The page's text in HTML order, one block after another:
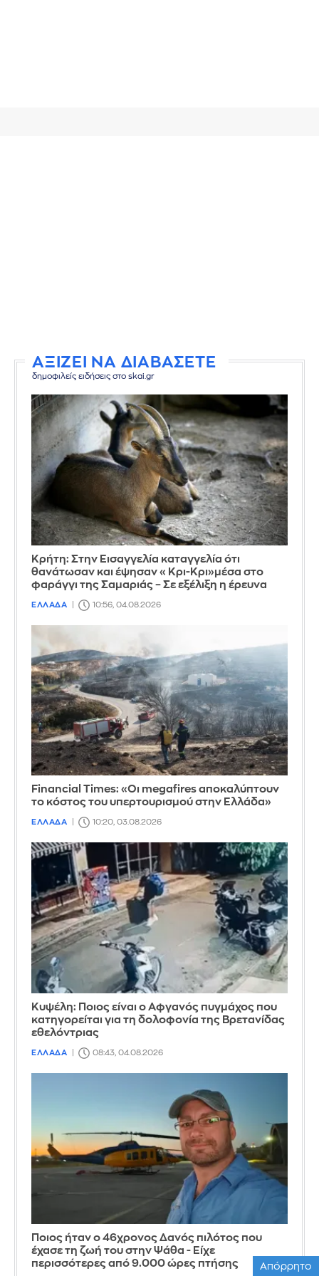
ΑΞΙΖΕΙ ΝΑ ΔΙΑΒΑΣΕΤΕ
δημοφιλείς ειδήσεις στο skai.gr
Κρήτη: Στην Εισαγγελία καταγγελία ότι
θανάτωσαν και έψησαν «Κρι-Κρι»μέσα στο
φαράγγι της Σαμαριάς – Σε εξέλιξη η έρευνα
ΕΛΛΑΔΑ 10:56, 04.08.2026
Financial Times: «Οι megafires αποκαλύπτουν
το κόστος του υπερτουρισμού στην Ελλάδα»
ΕΛΛΑΔΑ 10:20, 03.08.2026
Κυψέλη: Ποιος είναι ο Αφγανός πυγμάχος που
κατηγορείται για τη δολοφονία της Βρετανίδας
εθελόντριας
ΕΛΛΑΔΑ 08:43, 04.08.2026
Ποιος ήταν ο 46χρονος Δανός πιλότος που
έχασε τη ζωή του στην Ψάθα - Είχε
περισσότερες από 9.000 ώρες πτήσης
Απόρρητο